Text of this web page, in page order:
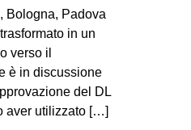
Bologna, Padova
in un
verso il
è in discussione
del DL
aver utilizzato […]